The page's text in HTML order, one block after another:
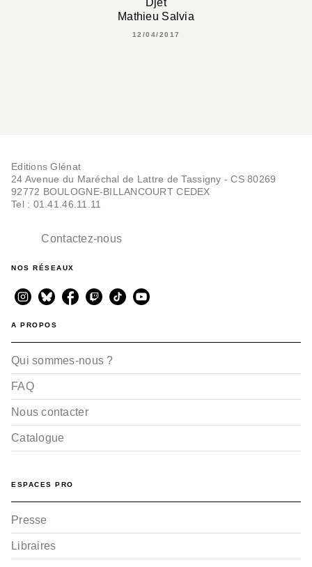
Mathieu Salvia
12/04/2017
Editions Glénat
24 Avenue du Maréchal de Lattre de Tassigny - CS 80269
92772 BOULOGNE-BILLANCOURT CEDEX
Tel : 01.41.46.11.11
Contactez-nous
NOS RÉSEAUX
A PROPOS
Qui sommes-nous ?
FAQ
Nous contacter
Catalogue
ESPACES PRO
Presse
Libraires